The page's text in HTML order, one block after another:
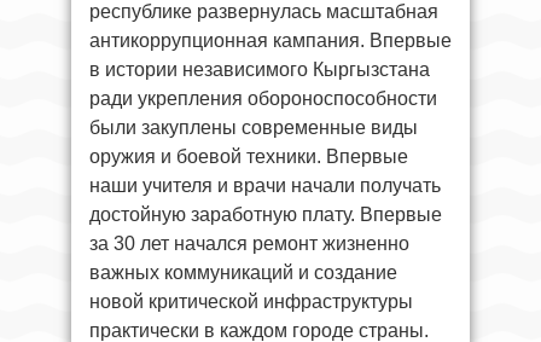
республике развернулась масштабная
антикоррупционная кампания. Впервые
в истории независимого Кыргызстана
ради укрепления обороноспособности
были закуплены современные виды
оружия и боевой техники. Впервые
наши учителя и врачи начали получать
достойную заработную плату. Впервые
за 30 лет начался ремонт жизненно
важных коммуникаций и создание
новой критической инфраструктуры
практически в каждом городе страны.